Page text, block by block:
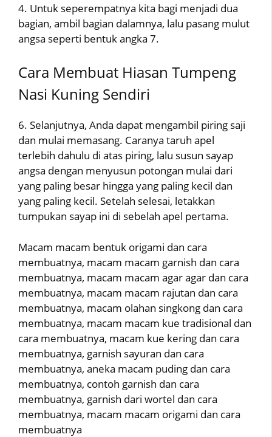
4. Untuk seperempatnya kita bagi menjadi dua
bagian, ambil bagian dalamnya, lalu pasang mulut
angsa seperti bentuk angka 7.
Cara Membuat Hiasan Tumpeng
Nasi Kuning Sendiri
6. Selanjutnya, Anda dapat mengambil piring saji
dan mulai memasang. Caranya taruh apel
terlebih dahulu di atas piring, lalu susun sayap
angsa dengan menyusun potongan mulai dari
yang paling besar hingga yang paling kecil dan
yang paling kecil. Setelah selesai, letakkan
tumpukan sayap ini di sebelah apel pertama.
Macam macam bentuk origami dan cara
membuatnya, macam macam garnish dan cara
membuatnya, macam macam agar agar dan cara
membuatnya, macam macam rajutan dan cara
membuatnya, macam olahan singkong dan cara
membuatnya, macam macam kue tradisional dan
cara membuatnya, macam kue kering dan cara
membuatnya, garnish sayuran dan cara
membuatnya, aneka macam puding dan cara
membuatnya, contoh garnish dan cara
membuatnya, garnish dari wortel dan cara
membuatnya, macam macam origami dan cara
membuatnya